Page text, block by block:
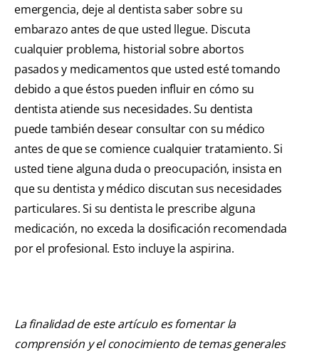
emergencia, deje al dentista saber sobre su
embarazo antes de que usted llegue. Discuta
cualquier problema, historial sobre abortos
pasados y medicamentos que usted esté tomando
debido a que éstos pueden influir en cómo su
dentista atiende sus necesidades. Su dentista
puede también desear consultar con su médico
antes de que se comience cualquier tratamiento. Si
usted tiene alguna duda o preocupación, insista en
que su dentista y médico discutan sus necesidades
particulares. Si su dentista le prescribe alguna
medicación, no exceda la dosificación recomendada
por el profesional. Esto incluye la aspirina.
La finalidad de este artículo es fomentar la
comprensión y el conocimiento de temas generales